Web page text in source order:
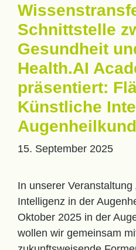
Schnittstelle
Gesundheit
Health.AI
präsentiert:
Künstliche
15. September 2025
In unserer Veranstaltung
Intelligenz in der
Oktober 2025 in der
wollen wir gemeinsam